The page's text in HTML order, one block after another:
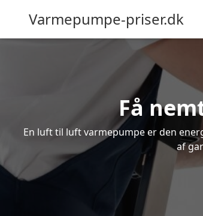
Varmepumpe-priser.dk
Få
En luft til luft varmepumpe er den
af